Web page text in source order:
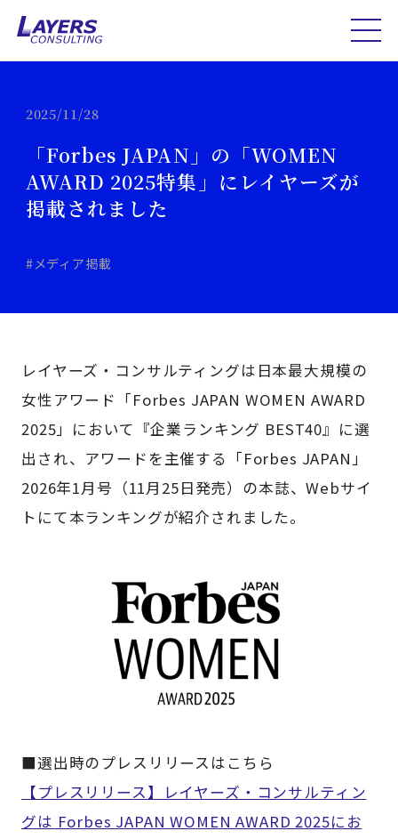
2025/11/28
「Forbes JAPAN」の「WOMEN
AWARD 2025特集」にレイヤーズが
掲載されました
#メディア掲載
レイヤーズ・コンサルティングは日本最大規模の
女性アワード「Forbes JAPAN WOMEN AWARD
2025」において『企業ランキング BEST40』に選
出され、アワードを主催する「Forbes JAPAN」
2026年1月号（11月25日発売）の本誌、Webサイ
トにて本ランキングが紹介されました。
■選出時のプレスリリースはこちら
【プレスリリース】レイヤーズ・コンサルティン
グは Forbes JAPAN WOMEN AWARD 2025にお